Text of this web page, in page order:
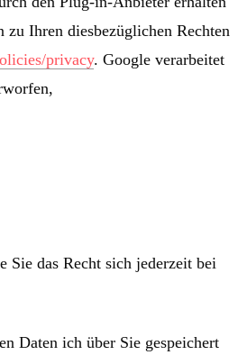
Ihren diesbezüglichen Rechten
privacy. Google verarbeitet
Sie das Recht sich jederzeit bei
Daten ich über Sie gespeichert